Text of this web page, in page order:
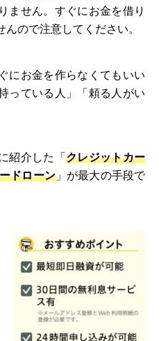
ません。すぐにお金を借り
ので注意してください。
にお金を作らなくてもいい
っている人」「頼る人がい
紹介した「 クレジットカー
ドローン」が最大の手段で